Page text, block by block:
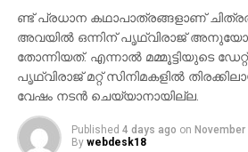
പ്രത്യക്ഷപ്പെടും. 2027ലെ
‘വാരണസി’ ഒരുക്കപ്പെടുന്നുണ്ട്.
ചിത്രത്തെക്കാള്‍ വലിയ
സംവിധായകന്റെ പ്രസ്താവനയും
ഉയര്‍ന്ന പ്രതിഷേധങ്ങളുമാണ്.
ണ്ട് പ്രധാന കഥാപാത്രങ്ങളാണ്
അവയില്‍ ഒന്നിന് പൃഥ്വിരാജ്
തോന്നിയത്. എന്നാല്‍ മമ്മൂട്ടിയുടെ
പൃഥ്വിരാജ് മറ്റ് സിനിമകളില്‍
വേഷം നടന്‍ ചെയ്യാനായില്ല.
Published 4 days ago on November
By webdesk18